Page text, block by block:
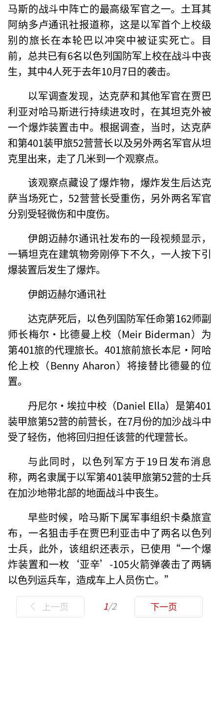
马斯的战斗中阵亡的最高级军官之一。土耳其
阿纳多卢通讯社报道称，这是以军首个上校级
别的旅长在本轮巴以冲突中被证实死亡。目
前，总共已有6名以色列国防军上校在战斗中丧
生，其中4人死于去年10月7日的袭击。
以军调查发现，达克萨和其他军官在贾巴
利亚对哈马斯进行持续进攻时，在其坦克外被
一个爆炸装置击中。根据调查，当时，达克萨
和第401装甲旅52营营长以及另外两名军官从坦
克里出来，走了几米到一个观察点。
该观察点藏设了爆炸物，爆炸发生后达克
萨当场死亡，52营营长受重伤，另外两名军官
分别受轻微伤和中度伤。
伊朗迈赫尔通讯社发布的一段视频显示，
一辆坦克在建筑物旁刚停下不久，一人按下引
爆装置后发生了爆炸。
伊朗迈赫尔通讯社
达克萨死后，以色列国防军任命第162师副
师长梅尔·比德曼上校（Meir Biderman）为
第401旅的代理旅长。401旅前旅长本尼·阿哈
伦上校（Benny Aharon）将接替比德曼的位
置。
丹尼尔·埃拉中校（Daniel Ella）是第401
装甲旅第52营的前营长，在7月份的加沙战斗中
受了轻伤，他将回归担任该营的代理营长。
与此同时，以色列军方于19日发布消息
称，两名隶属于以军第401装甲旅第52营的士兵
在加沙地带北部的地面战斗中丧生。
早些时候，哈马斯下属军事组织卡桑旅宣
布，一名狙击手在贾巴利亚击中了两名以色列
士兵，此外，该组织还表示，已使用“一个爆
炸装置和一枚‘亚辛’-105火箭弹袭击了两辆
以色列运兵车，造成车上人员伤亡。”
上一页 1/2 下一页